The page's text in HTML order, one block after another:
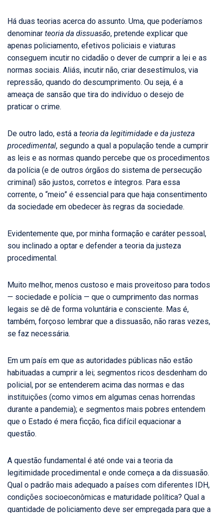
Há duas teorias acerca do assunto. Uma, que poderíamos
denominar teoria da dissuasão, pretende explicar que
apenas policiamento, efetivos policiais e viaturas
conseguem incutir no cidadão o dever de cumprir a lei e as
normas sociais. Aliás, incutir não, criar desestímulos, via
repressão, quando do descumprimento. Ou seja, é a
ameaça de sansão que tira do indivíduo o desejo de
praticar o crime.
De outro lado, está a teoria da legitimidade e da justeza
procedimental, segundo a qual a população tende a cumprir
as leis e as normas quando percebe que os procedimentos
da polícia (e de outros órgãos do sistema de persecução
criminal) são justos, corretos e íntegros. Para essa
corrente, o “meio” é essencial para que haja consentimento
da sociedade em obedecer às regras da sociedade.
Evidentemente que, por minha formação e caráter pessoal,
sou inclinado a optar e defender a teoria da justeza
procedimental.
Muito melhor, menos custoso e mais proveitoso para todos
— sociedade e polícia — que o cumprimento das normas
legais se dê de forma voluntária e consciente. Mas é,
também, forçoso lembrar que a dissuasão, não raras vezes,
se faz necessária.
Em um país em que as autoridades públicas não estão
habituadas a cumprir a lei; segmentos ricos desdenham do
policial, por se entenderem acima das normas e das
instituições (como vimos em algumas cenas horrendas
durante a pandemia); e segmentos mais pobres entendem
que o Estado é mera ficção, fica difícil equacionar a
questão.
A questão fundamental é até onde vai a teoria da
legitimidade procedimental e onde começa a da dissuasão.
Qual o padrão mais adequado a países com diferentes IDH,
condições socioeconômicas e maturidade política? Qual a
quantidade de policiamento deve ser empregada para que a